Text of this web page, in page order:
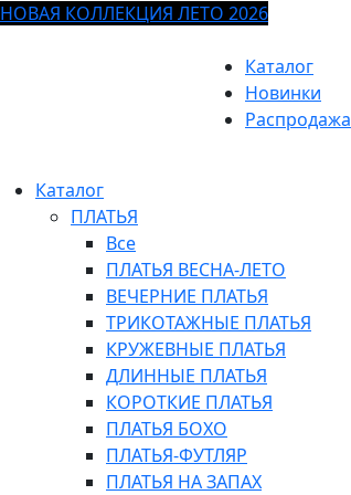
НОВАЯ КОЛЛЕКЦИЯ ЛЕТО 2026
Каталог
Новинки
Распродажа
Каталог
ПЛАТЬЯ
Все
ПЛАТЬЯ ВЕСНА-ЛЕТО
ВЕЧЕРНИЕ ПЛАТЬЯ
ТРИКОТАЖНЫЕ ПЛАТЬЯ
КРУЖЕВНЫЕ ПЛАТЬЯ
ДЛИННЫЕ ПЛАТЬЯ
КОРОТКИЕ ПЛАТЬЯ
ПЛАТЬЯ БОХО
ПЛАТЬЯ-ФУТЛЯР
ПЛАТЬЯ НА ЗАПАХ